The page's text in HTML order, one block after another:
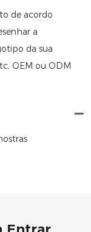
de acordo
a
da sua
OEM ou ODM